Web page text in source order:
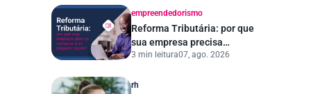
ambiente de trabalho
empreendedorismo
Reforma Tributária: por que
sua empresa precisa
começar a se preparar
3 min leitura07, ago. 2026
rh